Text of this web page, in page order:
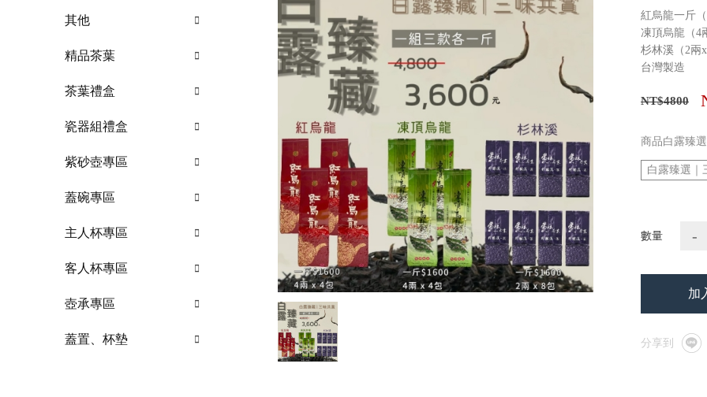
其他
精品茶葉
茶葉禮盒
瓷器組禮盒
紫砂壺專區
蓋碗專區
主人杯專區
客人杯專區
壺承專區
蓋置、杯墊
紅烏龍一斤
凍頂烏龍（4
杉林溪（2兩
台灣製造
NT$4800
商品白露臻
白露臻選｜
數量 -
加